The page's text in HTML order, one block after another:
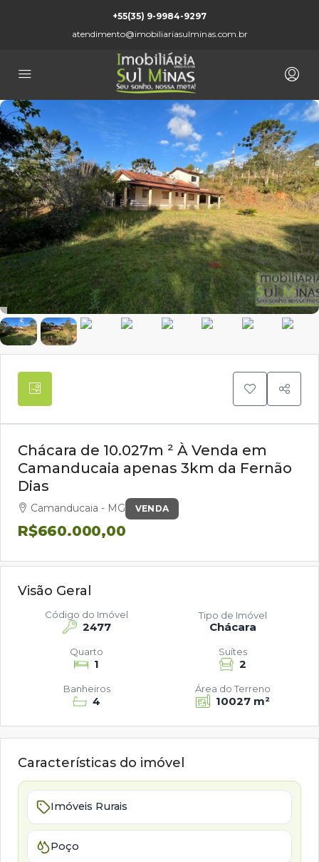
+55(35) 9-9984-9297
atendimento@imobiliariasulminas.com.br
VENDA
Chácara de 10.027m ² À Venda em
Camanducaia apenas 3km da Fernão
Dias
Camanducaia - MG
R$660.000,00
Visão Geral
2477
Código do Imóvel
Chácara
Tipo de Imóvel
1
Quarto
2
Suítes
4
Banheiros
10027 m²
Área do Terreno
Características do imóvel
Imóveis Rurais
Poço